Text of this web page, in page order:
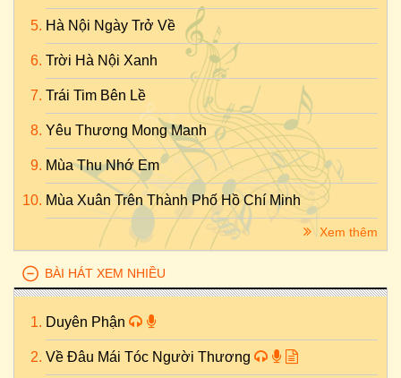
Hà Nội Ngày Trở Về
Trời Hà Nội Xanh
Trái Tim Bên Lề
Yêu Thương Mong Manh
Mùa Thu Nhớ Em
Mùa Xuân Trên Thành Phố Hồ Chí Minh
Xem thêm
BÀI HÁT XEM NHIỀU
Duyên Phận
Về Đâu Mái Tóc Người Thương